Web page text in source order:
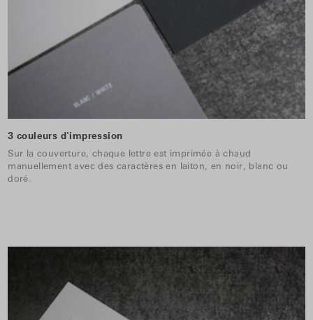
3 couleurs d'impression
Sur la couverture, chaque lettre est imprimée à chaud
manuellement avec des caractères en laiton, en noir, blanc ou
doré.